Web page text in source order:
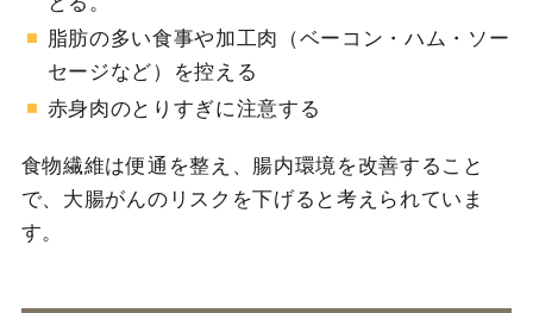
脂肪の多い食事や加工肉（ベーコン・ハム・ソー
セージなど）を控える
赤身肉のとりすぎに注意する
食物繊維は便通を整え、腸内環境を改善すること
で、大腸がんのリスクを下げると考えられていま
す。